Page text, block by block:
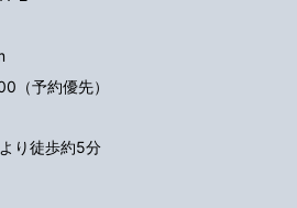
（予約優先）
り徒歩約5分